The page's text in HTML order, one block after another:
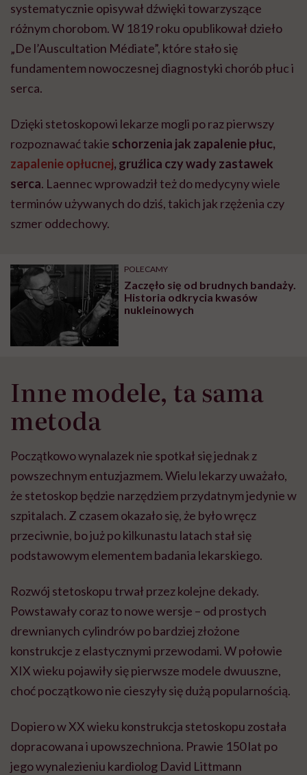
systematycznie opisywał dźwięki towarzyszące
różnym chorobom. W 1819 roku opublikował dzieło
„De l’Auscultation Médiate”, które stało się
fundamentem nowoczesnej diagnostyki chorób płuc i
serca.
Dzięki stetoskopowi lekarze mogli po raz pierwszy
rozpoznawać takie schorzenia jak zapalenie płuc,
zapalenie opłucnej, gruźlica czy wady zastawek
serca. Laennec wprowadził też do medycyny wiele
terminów używanych do dziś, takich jak rzężenia czy
szmer oddechowy.
POLECAMY
Zaczęło się od brudnych bandaży.
Historia odkrycia kwasów
nukleinowych
Inne modele, ta sama
metoda
Początkowo wynalazek nie spotkał się jednak z
powszechnym entuzjazmem. Wielu lekarzy uważało,
że stetoskop będzie narzędziem przydatnym jedynie w
szpitalach. Z czasem okazało się, że było wręcz
przeciwnie, bo już po kilkunastu latach stał się
podstawowym elementem badania lekarskiego.
Rozwój stetoskopu trwał przez kolejne dekady.
Powstawały coraz to nowe wersje – od prostych
drewnianych cylindrów po bardziej złożone
konstrukcje z elastycznymi przewodami. W połowie
XIX wieku pojawiły się pierwsze modele dwuuszne,
choć początkowo nie cieszyły się dużą popularnością.
Dopiero w XX wieku konstrukcja stetoskopu została
dopracowana i upowszechniona. Prawie 150 lat po
jego wynalezieniu kardiolog David Littmann